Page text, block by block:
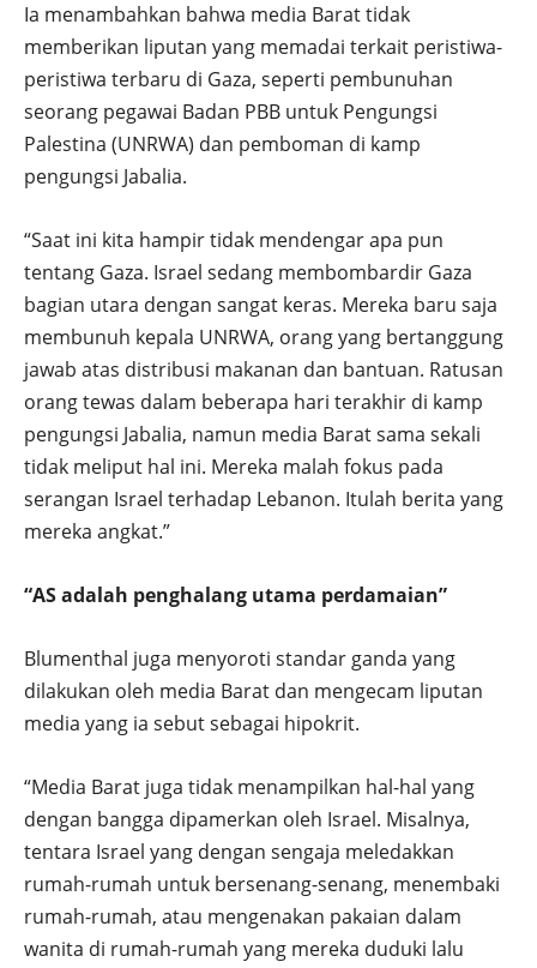
Ia menambahkan bahwa media Barat tidak
memberikan liputan yang memadai terkait peristiwa-
peristiwa terbaru di Gaza, seperti pembunuhan
seorang pegawai Badan PBB untuk Pengungsi
Palestina (UNRWA) dan pemboman di kamp
pengungsi Jabalia.
“Saat ini kita hampir tidak mendengar apa pun
tentang Gaza. Israel sedang membombardir Gaza
bagian utara dengan sangat keras. Mereka baru saja
membunuh kepala UNRWA, orang yang bertanggung
jawab atas distribusi makanan dan bantuan. Ratusan
orang tewas dalam beberapa hari terakhir di kamp
pengungsi Jabalia, namun media Barat sama sekali
tidak meliput hal ini. Mereka malah fokus pada
serangan Israel terhadap Lebanon. Itulah berita yang
mereka angkat.”
“AS adalah penghalang utama perdamaian”
Blumenthal juga menyoroti standar ganda yang
dilakukan oleh media Barat dan mengecam liputan
media yang ia sebut sebagai hipokrit.
“Media Barat juga tidak menampilkan hal-hal yang
dengan bangga dipamerkan oleh Israel. Misalnya,
tentara Israel yang dengan sengaja meledakkan
rumah-rumah untuk bersenang-senang, menembaki
rumah-rumah, atau mengenakan pakaian dalam
wanita di rumah-rumah yang mereka duduki lalu